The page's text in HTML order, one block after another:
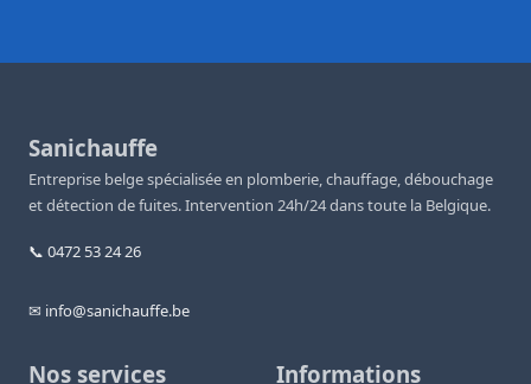
Sanichauffe
Entreprise belge spécialisée en plomberie, chauffage, débouchage
et détection de fuites. Intervention 24h/24 dans toute la Belgique.
📞 0472 53 24 26
✉ info@sanichauffe.be
Nos services Informations